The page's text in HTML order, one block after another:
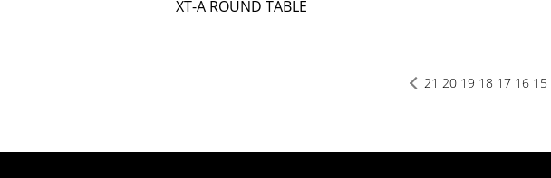
XT-A ROUND TABLE
15
16
17
18
19
20
21